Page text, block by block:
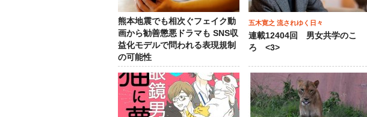
熊本地震でも相次ぐフェイク動
画から勧善懲悪ドラマも SNS収
益化モデルで問われる表現規制
の可能性
五木寛之 流されゆく日々
連載12404回 男女共学のこ
ろ <3>